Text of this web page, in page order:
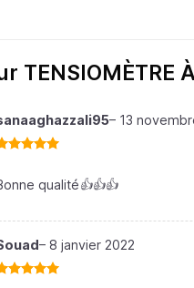
TENSIOMÈTRE
– 13
qualité👍👍👍
– 8 janvier 2022